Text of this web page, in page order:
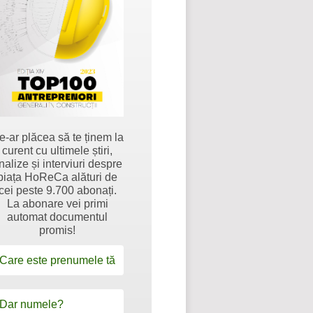
ar plăcea să te ținem la
curent cu ultimele știri,
și interviuri despre
HoReCa alături de
peste 9.700 abonați.
La abonare vei primi
automat documentul
promis!